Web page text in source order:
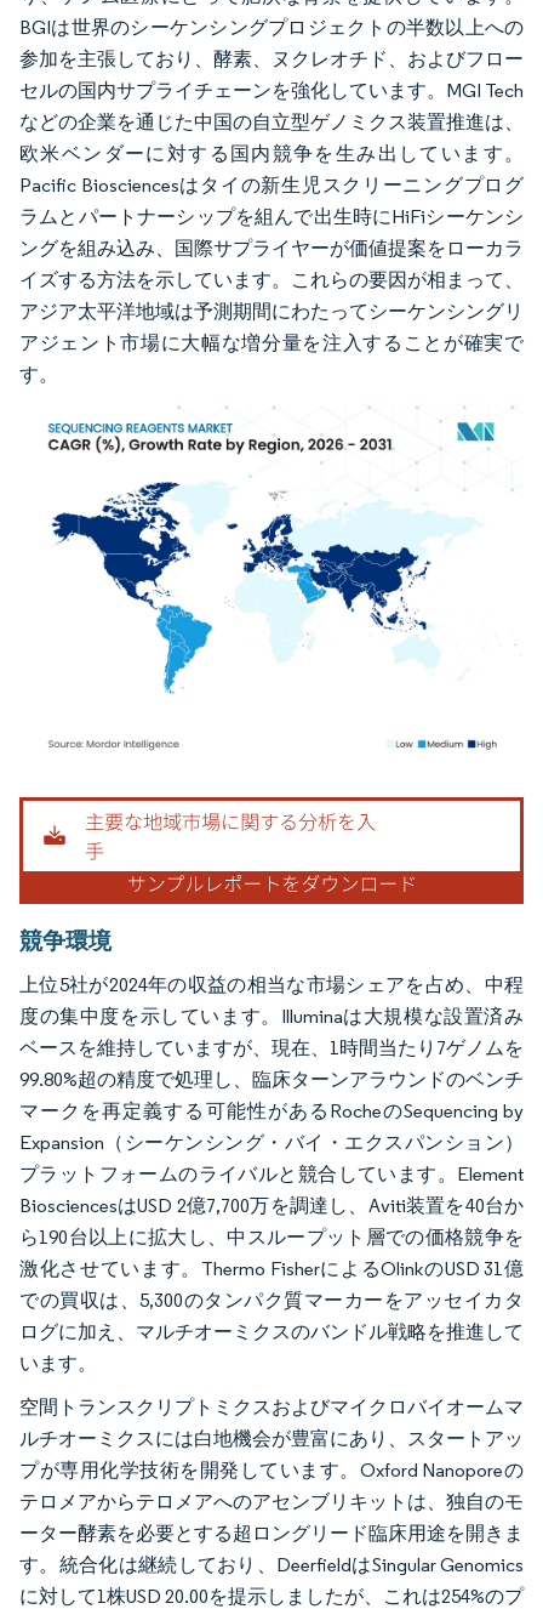
BGIは世界のシーケンシングプロジェクトの半数以上への
参加を主張しており、酵素、ヌクレオチド、およびフロー
セルの国内サプライチェーンを強化しています。MGI Tech
などの企業を通じた中国の自立型ゲノミクス装置推進は、
欧米ベンダーに対する国内競争を生み出しています。
Pacific Biosciencesはタイの新生児スクリーニングプログ
ラムとパートナーシップを組んで出生時にHiFiシーケンシ
ングを組み込み、国際サプライヤーが価値提案をローカラ
イズする方法を示しています。これらの要因が相まって、
アジア太平洋地域は予測期間にわたってシーケンシングリ
アジェント市場に大幅な増分量を注入することが確実で
す。
画像 © Mordor Intelligence。再利用にはCC BY 4.0の表示が必要です。
競争環境
上位5社が2024年の収益の相当な市場シェアを占め、中程
度の集中度を示しています。Illuminaは大規模な設置済み
ベースを維持していますが、現在、1時間当たり7ゲノムを
99.80%超の精度で処理し、臨床ターンアラウンドのベンチ
マークを再定義する可能性があるRocheのSequencing by
Expansion（シーケンシング・バイ・エクスパンション）
プラットフォームのライバルと競合しています。Element
BiosciencesはUSD 2億7,700万を調達し、Aviti装置を40台か
ら190台以上に拡大し、中スループット層での価格競争を
激化させています。Thermo FisherによるOlinkのUSD 31億
での買収は、5,300のタンパク質マーカーをアッセイカタ
ログに加え、マルチオーミクスのバンドル戦略を推進して
います。
空間トランスクリプトミクスおよびマイクロバイオームマ
ルチオーミクスには白地機会が豊富にあり、スタートアッ
プが専用化学技術を開発しています。Oxford Nanoporeの
テロメアからテロメアへのアセンブリキットは、独自のモ
ーター酵素を必要とする超ロングリード臨床用途を開きま
す。統合化は継続しており、DeerfieldはSingular Genomics
に対して1株USD 20.00を提示しましたが、これは254%のプ